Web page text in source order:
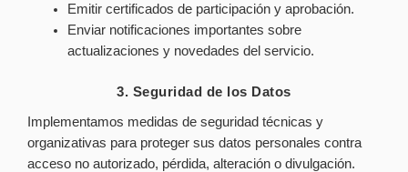
Emitir certificados de participación y aprobación.
Enviar notificaciones importantes sobre
actualizaciones y novedades del servicio.
3. Seguridad de los Datos
Implementamos medidas de seguridad técnicas y
organizativas para proteger sus datos personales contra
acceso no autorizado, pérdida, alteración o divulgación.